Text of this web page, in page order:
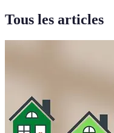
Tous les articles